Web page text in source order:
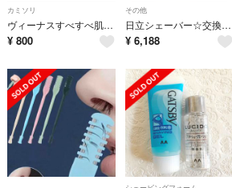
カミソリ
ヴィーナスすべすべ肌替刃 ３枚刃
¥ 800
その他
日立シェーバー☆交換用替刃☆K-FJ3 K-FJ3 K-FJ2 K-FJ対応☆
¥ 6,188